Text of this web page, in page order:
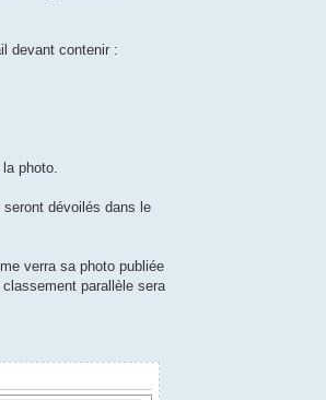
devant contenir :
photo.
dévoilés dans le
verra sa photo publiée
parallèle sera